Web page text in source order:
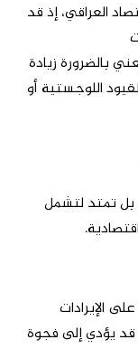
العراقي، إذ قد
بالضرورة زيادة
اللوجستية أو
بل تمتد لتشمل
الإيرادات
قد يؤدي إلى فجوة